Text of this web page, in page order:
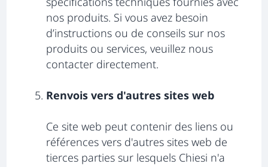
nos produits. Si vous avez besoin
d’instructions ou de conseils sur nos
produits ou services, veuillez nous
contacter directement.
Renvois vers d'autres sites web
Ce site web peut contenir des liens ou
références vers d'autres sites web de
tierces parties sur lesquels Chiesi n'a